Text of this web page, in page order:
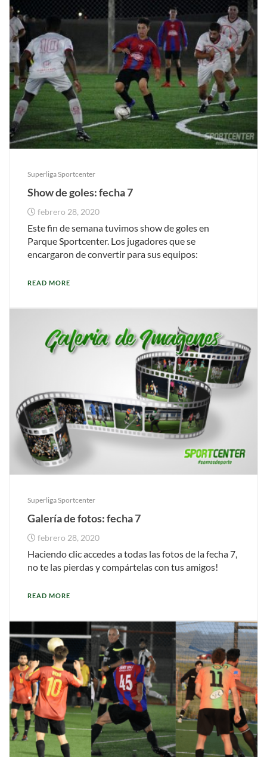
Superliga Sportcenter
Show de goles: fecha 7
febrero 28, 2020
Este fin de semana tuvimos show de goles en
Parque Sportcenter. Los jugadores que se
encargaron de convertir para sus equipos:
READ MORE
Superliga Sportcenter
Galería de fotos: fecha 7
febrero 28, 2020
Haciendo clic accedes a todas las fotos de la fecha 7,
no te las pierdas y compártelas con tus amigos!
READ MORE